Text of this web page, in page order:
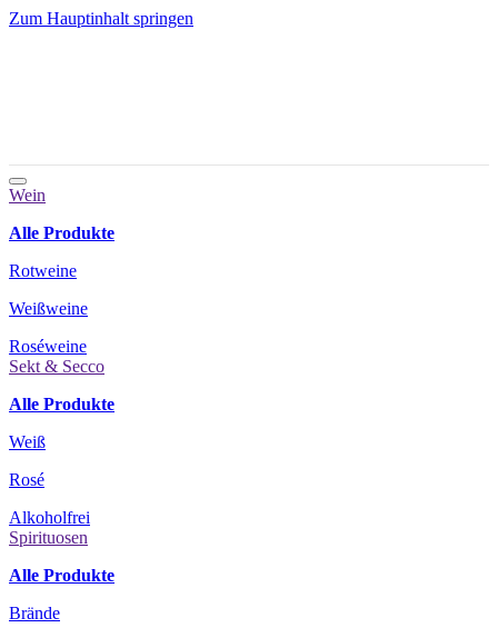
Zum Hauptinhalt springen
Wein
Alle Produkte
Rotweine
Weißweine
Roséweine
Sekt & Secco
Alle Produkte
Weiß
Rosé
Alkoholfrei
Spirituosen
Alle Produkte
Brände